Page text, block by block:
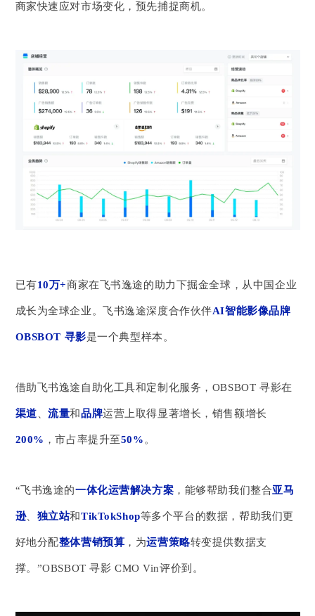
商家快速应对市场变化，预先捕捉商机。
已有10万+商家在飞书逸途的助力下掘金全球，从中国企业
成长为全球企业。飞书逸途深度合作伙伴AI智能影像品牌
OBSBOT 寻影是一个典型样本。
借助飞书逸途自助化工具和定制化服务，OBSBOT 寻影在
渠道 、流量和品牌运营上取得显著增长，销售额增长
200% ，市占率提升至50% 。
“飞书逸途的一体化运营解决方案 ，能够帮助我们整合亚马
逊、 独立站和TikTokShop等多个平台的数据，帮助我们更
好地分配整体营销预算 ，为运营策略转变提供数据支
撑。”OBSBOT 寻影 CMO Vin评价到。